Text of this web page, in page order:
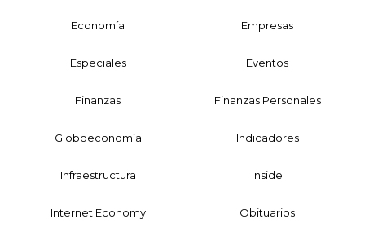
Economía Empresas
Especiales Eventos
Finanzas Finanzas Personales
Globoeconomía Indicadores
Infraestructura Inside
Internet Economy Obituarios